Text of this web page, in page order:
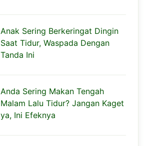
Anak Sering Berkeringat Dingin
Saat Tidur, Waspada Dengan
Tanda Ini
Anda Sering Makan Tengah
Malam Lalu Tidur? Jangan Kaget
ya, Ini Efeknya